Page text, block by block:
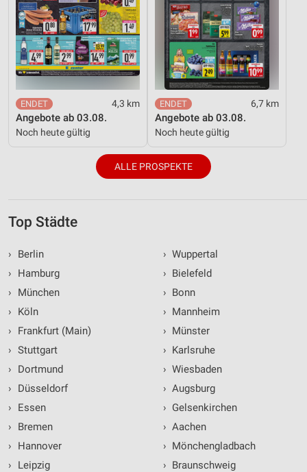
4,3 km
Angebote ab 03.08.
Noch heute gültig
6,7 km
Angebote ab 03.08.
Noch heute gültig
ALLE PROSPEKTE
Top Städte
›
Berlin
›
Hamburg
›
München
›
Köln
›
Frankfurt (Main)
› Stuttgart
›
Dortmund
›
Düsseldorf
›
Essen
›
Bremen
›
Hannover
›
Leipzig
› Wuppertal
› Bielefeld
› Bonn
› Mannheim
› Münster
› Karlsruhe
› Wiesbaden
› Augsburg
› Gelsenkirchen
› Aachen
› Mönchengladbach
› Braunschweig